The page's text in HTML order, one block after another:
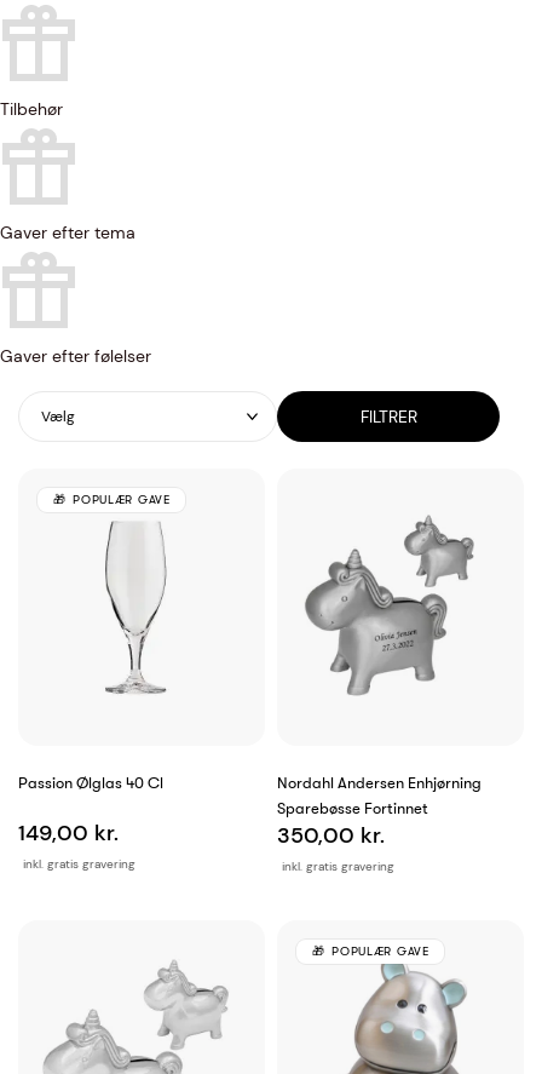
Tilbehør
Gaver efter tema
Gaver efter følelser
Vælg FILTRER
Passion Ølglas 40 Cl
inkl. gratis gravering
149,00 kr.
POPULÆR GAVE
Nordahl Andersen Enhjørning
Sparebøsse Fortinnet
inkl. gratis gravering
350,00 kr.
POPULÆR GAVE